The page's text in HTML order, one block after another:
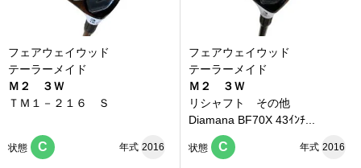
フェアウェイウッド
テーラーメイド
Ｍ２ ３Ｗ
ＴＭ１－２１６ Ｓ
状態 C 年式 2016
フェアウェイウッド
テーラーメイド
Ｍ２ ３Ｗ
リシャフト その他
Diamana BF70X 43ｲﾝﾁ...
状態 C 年式 2016